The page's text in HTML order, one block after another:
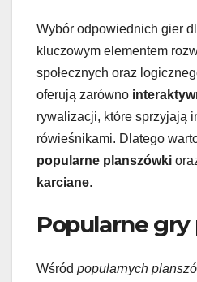
Wybór odpowiednich gier
kluczowym elementem
społecznych oraz
oferują zarówno
rywalizacji, które sprzyjają
rówieśnikami. Dlatego
popularne planszówki
karciane.
Popularne gry
Wśród popularnych